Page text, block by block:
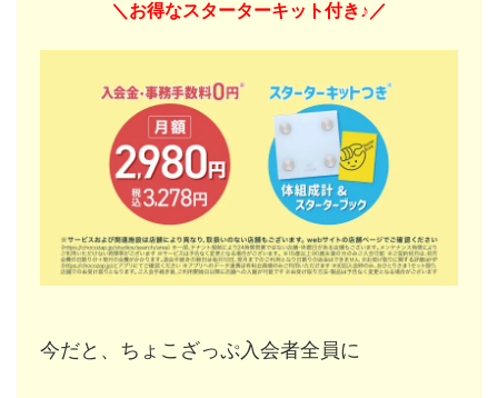
＼お得なスターターキット付き♪／
今だと、ちょこざっぷ入会者全員に